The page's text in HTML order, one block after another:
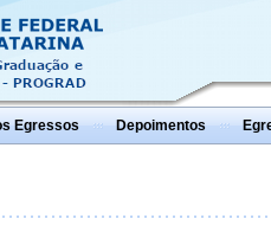
Egressos Depoimentos